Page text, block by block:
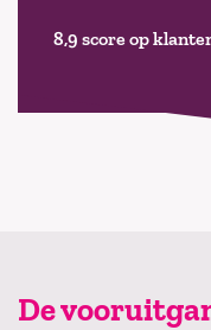
8,9 score op
De